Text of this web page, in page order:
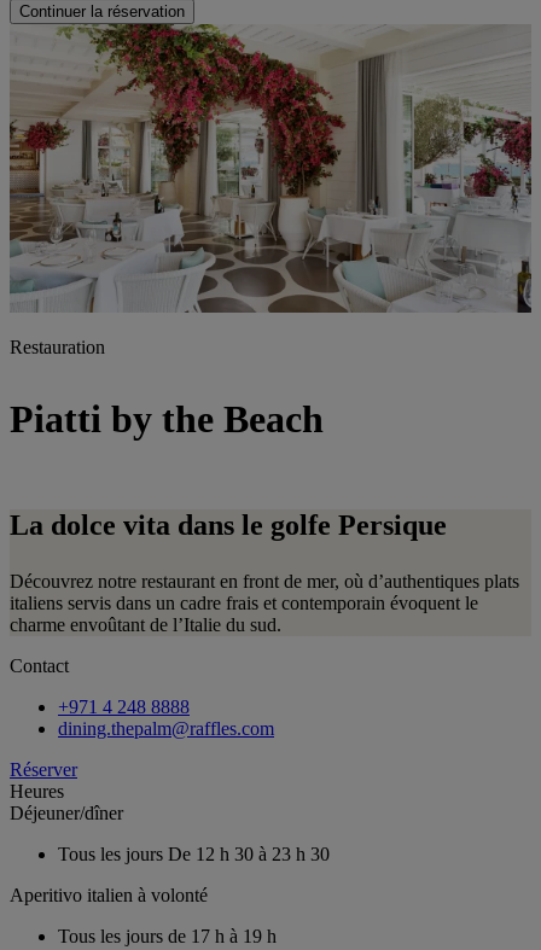
Continuer la réservation
Restauration
Piatti by the Beach
La dolce vita dans le golfe Persique
Découvrez notre restaurant en front de mer, où d’authentiques plats
italiens servis dans un cadre frais et contemporain évoquent le
charme envoûtant de l’Italie du sud.
Contact
+971 4 248 8888
dining.thepalm@raffles.com
Réserver
Heures
Déjeuner/dîner
Tous les jours De 12 h 30 à 23 h 30
Aperitivo italien à volonté
Tous les jours de 17 h à 19 h